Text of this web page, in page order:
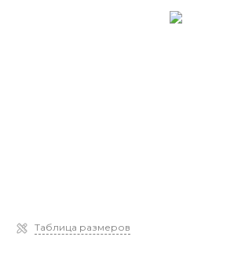
Таблица размеров